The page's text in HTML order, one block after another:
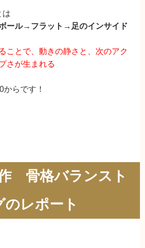
は
ール→フラット→足のインサイド
ことで、動きの静さと、次のアク
さが生まれる
からです！
骨格バランスト
のレポート